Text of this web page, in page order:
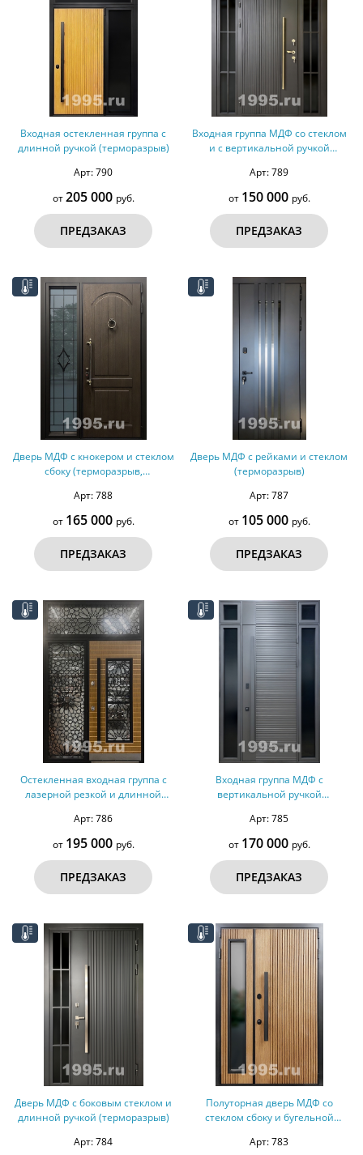
Входная остекленная группа с
длинной ручкой (терморазрыв)
Арт: 790
от205 000 руб.
ПРЕДЗАКАЗ
Входная группа МДФ со стеклом
и с вертикальной ручкой
Арт: 789
от 150 000 руб.
ПРЕДЗАКАЗ
Дверь МДФ с кнокером и стеклом
сбоку (терморазрыв,
Арт: 788
от 165 000 руб.
ПРЕДЗАКАЗ
Дверь МДФ с рейками и стеклом
(терморазрыв)
Арт: 787
от 105 000 руб.
ПРЕДЗАКАЗ
Остекленная входная группа с
лазерной резкой и длинной
Арт: 786
от 195 000 руб.
ПРЕДЗАКАЗ
Входная группа МДФ с
вертикальной ручкой
Арт: 785
от 170 000 руб.
ПРЕДЗАКАЗ
Дверь МДФ с боковым стеклом и
длинной ручкой (терморазрыв)
Арт: 784
Полуторная дверь МДФ со
стеклом сбоку и бугельной
оцинкованная сталь)
Арт: 783